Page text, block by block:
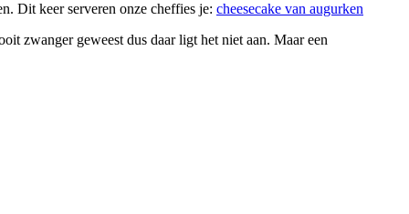
Dit keer serveren onze cheffies je: cheesecake van augurken
zwanger geweest dus daar ligt het niet aan. Maar een